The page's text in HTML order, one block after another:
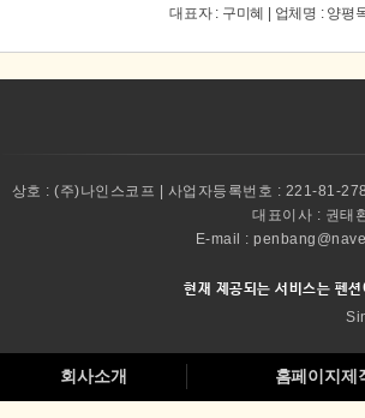
대표자 : 구미혜 | 업체명 : 양평
상호 : (주)나인스코프 | 사업자등록번호 : 221-81-
대표이사 : 권태
E-mail :
현재 제공되는 서비스는 펜
회사소개 홈페이지제